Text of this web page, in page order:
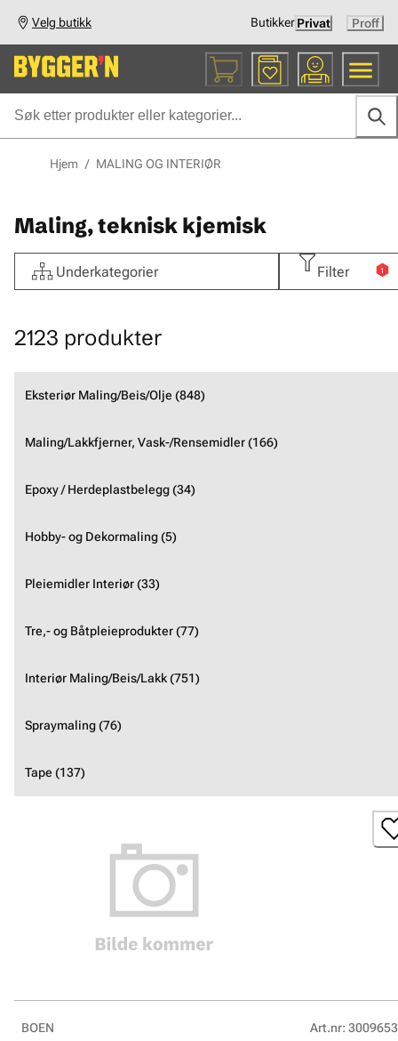
Velg butikk ButikkerPrivat Proff
Hjem / MALING OG INTERIØR
Maling, teknisk kjemisk
Underkategorier Filter 1
2123 produkter
Eksteriør Maling/Beis/Olje (848)
Maling/Lakkfjerner, Vask-/Rensemidler (166)
Epoxy / Herdeplastbelegg (34)
Hobby- og Dekormaling (5)
Pleiemidler Interiør (33)
Tre,- og Båtpleieprodukter (77)
Interiør Maling/Beis/Lakk (751)
Spraymaling (76)
Tape (137)
BOEN Art.nr: